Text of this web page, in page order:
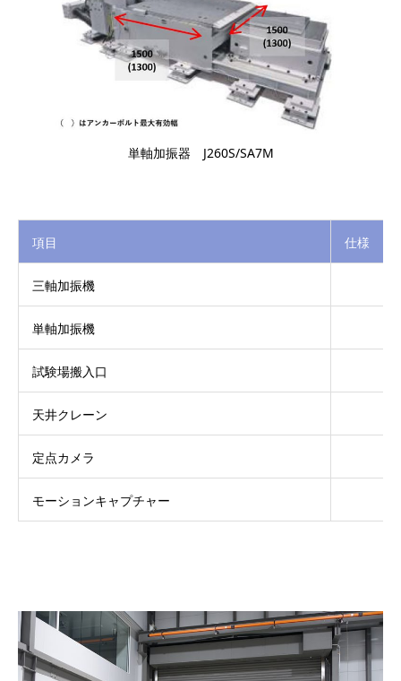
単軸加振器 J260S/SA7M
項目 仕様
三軸加振機
単軸加振機
試験場搬入口
天井クレーン
定点カメラ
モーションキャプチャー